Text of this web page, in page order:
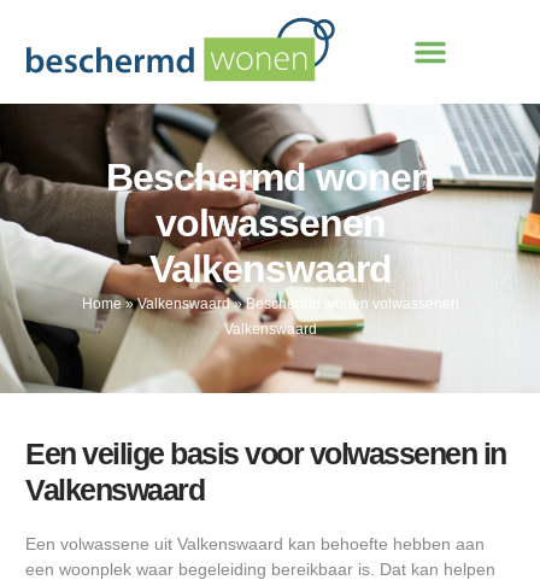
Beschermd wonen
volwassenen
Valkenswaard
Home»Valkenswaard»Beschermd wonen volwassenen
Valkenswaard
Een veilige basis voor volwassenen in
Valkenswaard
Een volwassene uit Valkenswaard kan behoefte hebben aan
een woonplek waar begeleiding bereikbaar is. Dat kan helpen